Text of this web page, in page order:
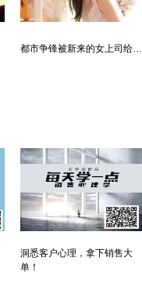
都市争锋被新来的女上司给看上
洞悉客户心理，拿下销售大
单！